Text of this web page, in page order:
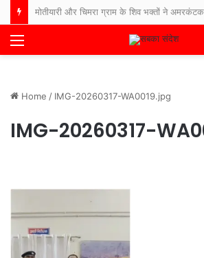
Menu
Home / IMG-20260317-WA0019.jpg
IMG-20260317-